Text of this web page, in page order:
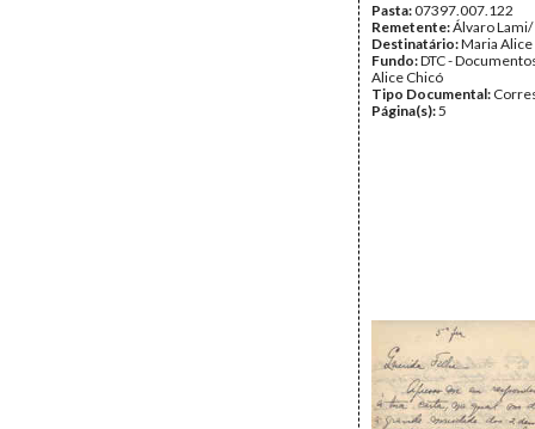
Pasta:07397.007.122
Remetente:Álvaro
Destinatário:Maria Alice
Fundo:DTC -
Alice Chicó
Tipo Documental:
Página(s):5